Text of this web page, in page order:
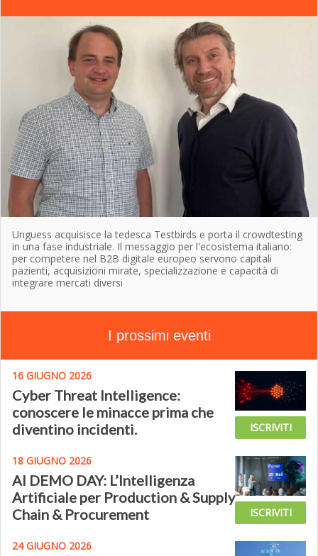
Unguess acquisisce la tedesca Testbirds e porta il crowdtesting
in una fase industriale. Il messaggio per l'ecosistema italiano:
per competere nel B2B digitale europeo servono capitali
pazienti, acquisizioni mirate, specializzazione e capacità di
integrare mercati diversi
I prossimi eventi
16 GIUGNO 2026
Cyber Threat Intelligence:
conoscere le minacce prima che
diventino incidenti.
ISCRIVITI
18 GIUGNO 2026
AI DEMO DAY: L’Intelligenza
Artificiale per Production & Supply
Chain & Procurement
ISCRIVITI
24 GIUGNO 2026